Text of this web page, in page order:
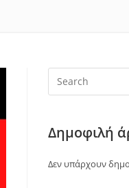
Δημοφιλή
Δεν υπάρχουν